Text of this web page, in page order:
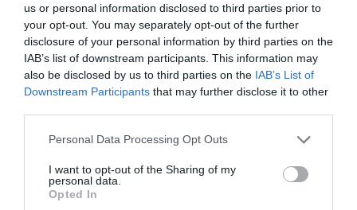
us or personal information disclosed to third parties prior to
your opt-out. You may separately opt-out of the further
disclosure of your personal information by third parties on the
IAB’s list of downstream participants. This information may
also be disclosed by us to third parties on the IAB’s List of
Downstream Participants that may further disclose it to other
Please note that this website/app uses one or more Google
not limited to your visit or usage behaviour. You may click to
grant or deny consent to Google and its third-party tags to
use your data for below specified purposes in below Google
Personal Data Processing Opt Outs
I want to opt-out of the Sharing of my
personal data.
Opted In
l’antifascismo copia il fascismo